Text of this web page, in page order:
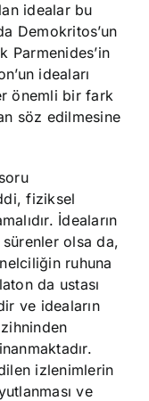
idealar bu
Demokritos’un
Parmenides’in
ideaları
önemli bir fark
söz edilmesine
fiziksel
İdeaların
olsa da,
ruhuna
da ustası
ve ideaların
izlenimlerin
ve